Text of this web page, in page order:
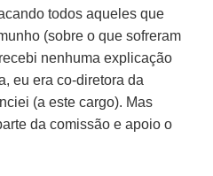
todos aqueles que
(sobre o que sofreram
nenhuma explicação
eu era co-diretora da
(a este cargo). Mas
da comissão e apoio o